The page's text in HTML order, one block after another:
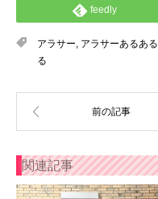
feedly
アラサー, アラサーあるある
る
関連記事